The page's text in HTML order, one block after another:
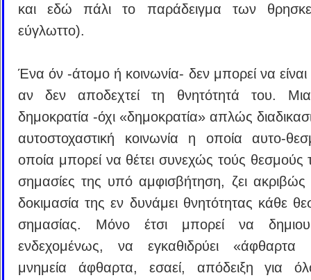
και εδώ πάλι το παράδειγμα των
εύγλωττο).
Ένα όν -άτομο ή κοινωνία- δεν μπορεί να
αν δεν αποδεχτεί τη θνητότητά του.
δημοκρατία -όχι «δημοκρατία» απλώς
αυτοστοχαστική κοινωνία η οποία αυτο-
οποία μπορεί να θέτει συνεχώς τούς θεσμούς
σημασίες της υπό αμφισβήτηση, ζει
δοκιμασία της εν δυνάμει θνητότητας κάθε
σημασίας. Μόνο έτσι μπορεί να
ενδεχομένως, να εγκαθιδρύει «άφθαρτα
μνημεία άφθαρτα, εσαεί, απόδειξη για